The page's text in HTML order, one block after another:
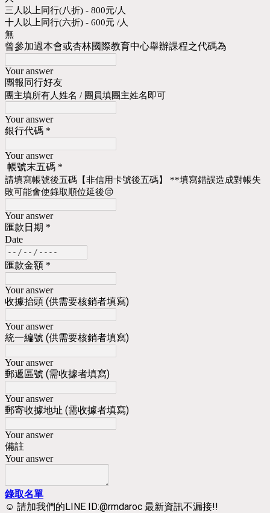
三人以上同行(八折) - 800元/人
十人以上同行(六折) - 600元 /人
無
曾參加過本會或杏林國際教育中心舉辦課程之代碼為
Your answer
團報同行好友
團主填所有人姓名 / 團員填團主姓名即可
Your answer
銀行代碼 *
Your answer
帳號末五碼 *
請填寫帳號後五碼【非信用卡號後五碼】 **填寫錯誤造成對帳失
敗可能會使錄取順位延後😔
Your answer
匯款日期 *
Date
匯款金額 *
Your answer
收據抬頭 (供需要核銷者填寫)
Your answer
統一編號 (供需要核銷者填寫)
Your answer
郵遞區號 (需收據者填寫)
Your answer
郵寄收據地址 (需收據者填寫)
Your answer
備註
Your answer
錄取名單
☺ 請加我們的LINE ID:@rmdaroc 最新資訊不漏接!!